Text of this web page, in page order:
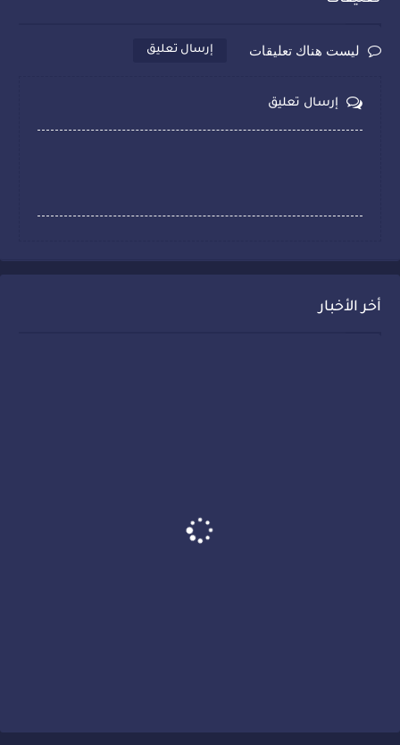
ليست هناك تعليقات إرسال تعليق
إرسال تعليق
أخر الأخبار